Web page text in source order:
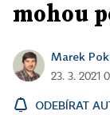
mohou
Marek
23. 3. 2021
ODEBÍRAT